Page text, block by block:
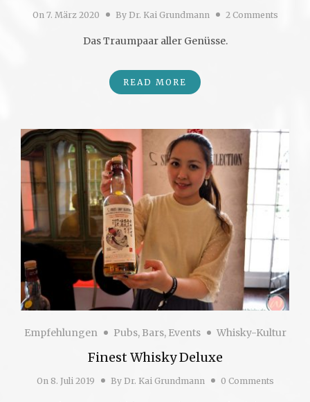
On 7. März 2020 By Dr. Kai Grundmann 2 Comments
Das Traumpaar aller Genüsse.
READ MORE
Empfehlungen Pubs, Bars, Events Whisky-Kultur
Finest Whisky Deluxe
On 8. Juli 2019 By Dr. Kai Grundmann 0 Comments